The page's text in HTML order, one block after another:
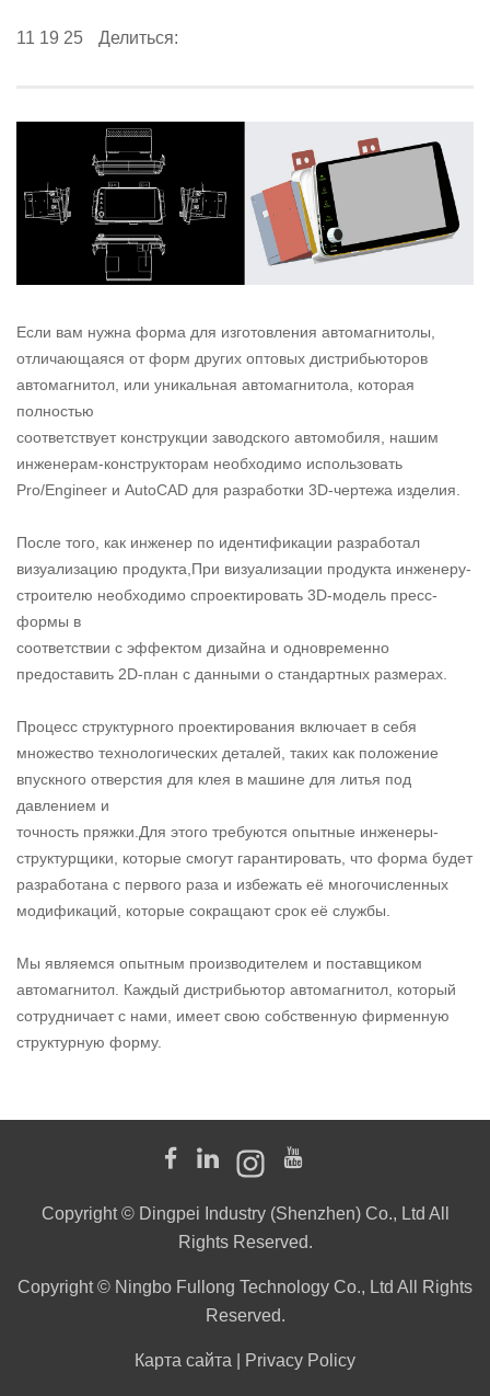
11 19 25 Делиться:
Если вам нужна форма для изготовления автомагнитолы,
отличающаяся от форм других оптовых дистрибьюторов
автомагнитол, или уникальная автомагнитола, которая
полностью
соответствует конструкции заводского автомобиля, нашим
инженерам-конструкторам необходимо использовать
Pro/Engineer и AutoCAD для разработки 3D-чертежа изделия.
После того, как инженер по идентификации разработал
визуализацию продукта,При визуализации продукта инженеру-
строителю необходимо спроектировать 3D-модель пресс-
формы в
соответствии с эффектом дизайна и одновременно
предоставить 2D-план с данными о стандартных размерах.
Процесс структурного проектирования включает в себя
множество технологических деталей, таких как положение
впускного отверстия для клея в машине для литья под
давлением и
точность пряжки.Для этого требуются опытные инженеры-
структурщики, которые смогут гарантировать, что форма будет
разработана с первого раза и избежать её многочисленных
модификаций, которые сокращают срок её службы.
Мы являемся опытным производителем и поставщиком
автомагнитол. Каждый дистрибьютор автомагнитол, который
сотрудничает с нами, имеет свою собственную фирменную
структурную форму.
Copyright © Dingpei Industry (Shenzhen) Co., Ltd All
Rights Reserved.
Copyright © Ningbo Fullong Technology Co., Ltd All Rights
Reserved.
Карта сайта Privacy Policy